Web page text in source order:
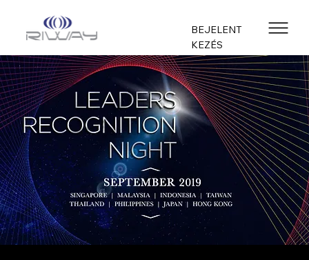
BEJELENT
KEZÉS